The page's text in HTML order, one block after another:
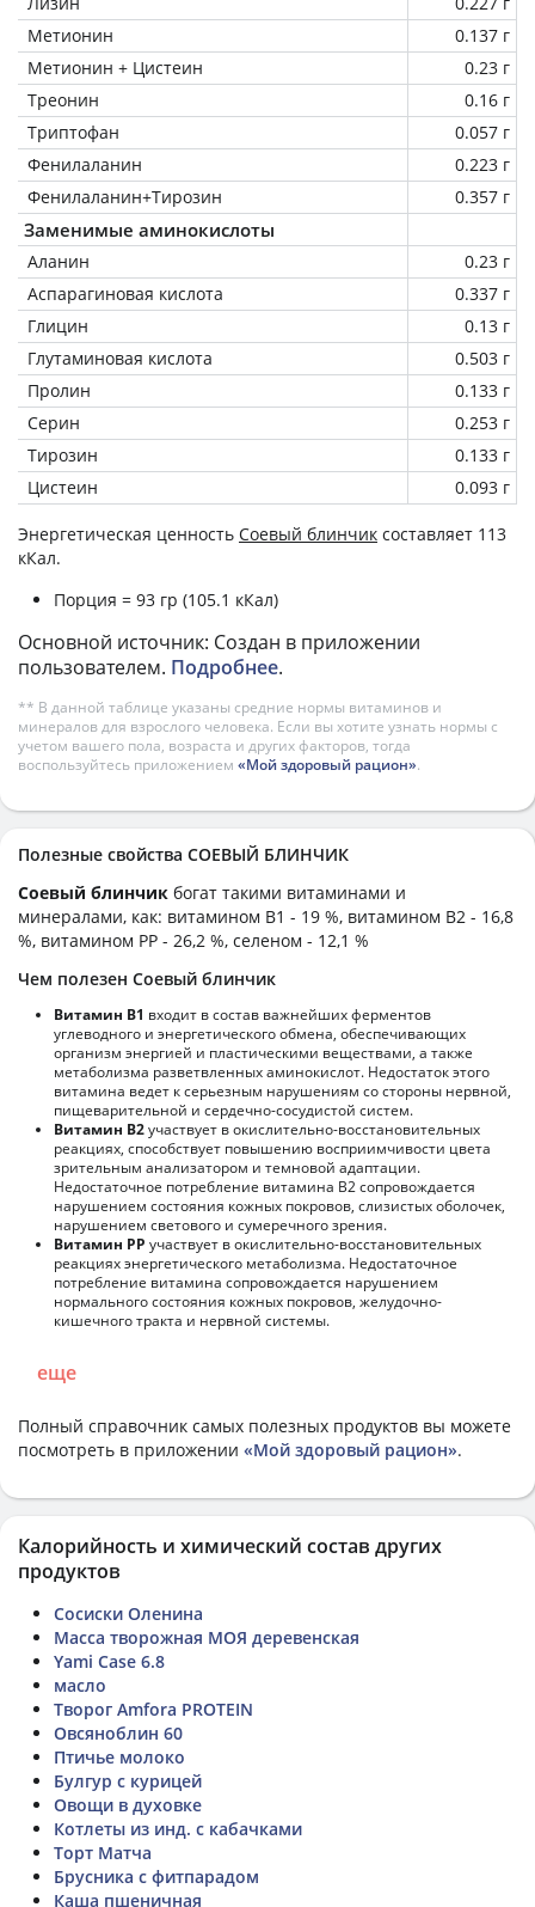
Метионин
0.137 г
Метионин + Цистеин
0.23 г
Треонин
0.16 г
Триптофан
0.057 г
Фенилаланин
0.223 г
Фенилаланин+Тирозин
0.357 г
Заменимые аминокислоты
Аланин
0.23 г
Аспарагиновая кислота
0.337 г
Глицин
0.13 г
Глутаминовая кислота
0.503 г
Пролин
0.133 г
Серин
0.253 г
Тирозин
0.133 г
Цистеин
0.093 г
Энергетическая ценность Соевый блинчик составляет 113
кКал.
Порция = 93 гр (105.1 кКал)
Основной источник: Создан в приложении
пользователем. Подробнее.
** В данной таблице указаны средние нормы витаминов и
минералов для взрослого человека. Если вы хотите узнать нормы с
учетом вашего пола, возраста и других факторов, тогда
воспользуйтесь приложением «Мой здоровый рацион».
Полезные свойства СОЕВЫЙ БЛИНЧИК
Соевый блинчик богат такими витаминами и
минералами, как: витамином B1 - 19 %, витамином B2 - 16,8
%, витамином PP - 26,2 %, селеном - 12,1 %
Чем полезен Соевый блинчик
Витамин В1 входит в состав важнейших ферментов
углеводного и энергетического обмена, обеспечивающих
организм энергией и пластическими веществами, а также
метаболизма разветвленных аминокислот. Недостаток этого
витамина ведет к серьезным нарушениям со стороны нервной,
пищеварительной и сердечно-сосудистой систем.
Витамин В2участвует в окислительно-восстановительных
реакциях, способствует повышению восприимчивости цвета
зрительным анализатором и темновой адаптации.
Недостаточное потребление витамина В2 сопровождается
нарушением состояния кожных покровов, слизистых оболочек,
нарушением светового и сумеречного зрения.
Витамин РР участвует в окислительно-восстановительных
реакциях энергетического метаболизма. Недостаточное
потребление витамина сопровождается нарушением
нормального состояния кожных покровов, желудочно-
кишечного тракта и нервной системы.
еще
Полный справочник самых полезных продуктов вы можете
посмотреть в приложении «Мой здоровый рацион».
Калорийность и химический состав других
продуктов
Сосиски Оленина
Масса творожная МОЯ деревенская
Yami Case 6.8
масло
Творог Amfora PROTEIN
Овсяноблин 60
Птичье молоко
Булгур с курицей
Овощи в духовке
Котлеты из инд. с кабачками
Торт Матча
Брусника с фитпарадом
Каша пшеничная